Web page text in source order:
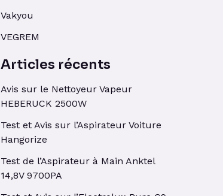
Vakyou
VEGREM
Articles récents
Avis sur le Nettoyeur Vapeur
HEBERUCK 2500W
Test et Avis sur l’Aspirateur Voiture
Hangorize
Test de l’Aspirateur à Main Anktel
14,8V 9700PA